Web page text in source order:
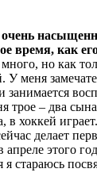
время, как
но как
У меня
занимается
трое – два
в хоккей
делает
апреле этого
стараюсь